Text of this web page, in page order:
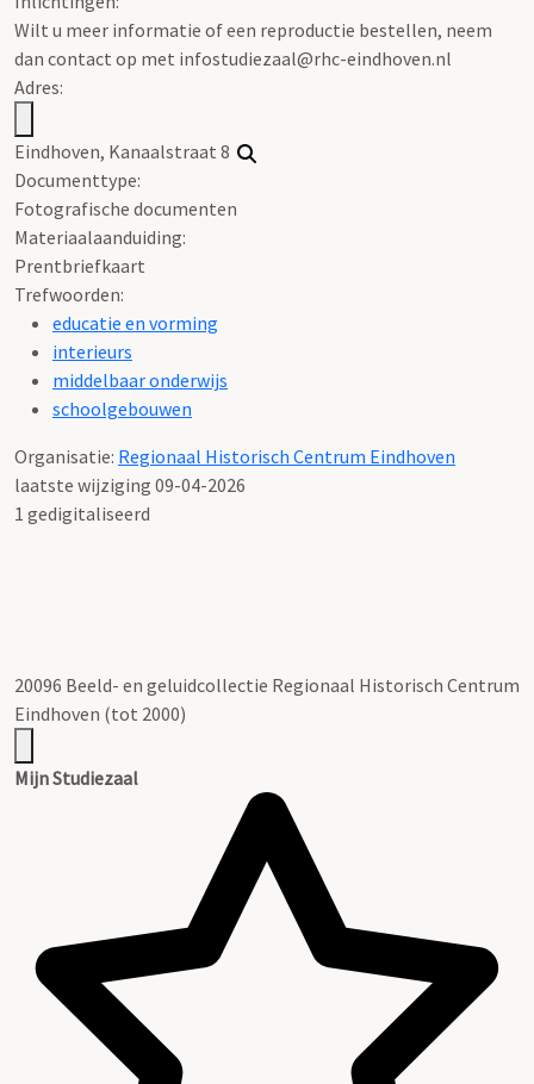
Wilt u meer informatie of een reproductie bestellen, neem
dan contact op met infostudiezaal@rhc-eindhoven.nl
Adres:
Eindhoven, Kanaalstraat 8
Documenttype:
Fotografische documenten
Materiaalaanduiding:
Prentbriefkaart
Trefwoorden:
educatie en vorming
interieurs
middelbaar onderwijs
schoolgebouwen
Organisatie: Regionaal Historisch Centrum Eindhoven
laatste wijziging 09-04-2026
1 gedigitaliseerd
20096 Beeld- en geluidcollectie Regionaal Historisch Centrum
Eindhoven (tot 2000)
Mijn Studiezaal